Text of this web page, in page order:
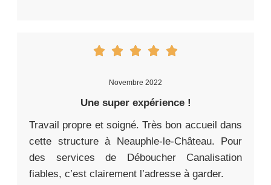
Novembre 2022
Une super expérience !
Travail propre et soigné. Très bon accueil dans
cette structure à Neauphle-le-Château. Pour
des services de Déboucher Canalisation
fiables, c’est clairement l’adresse à garder.